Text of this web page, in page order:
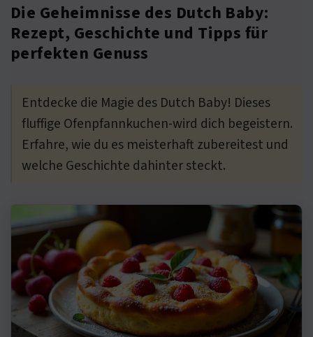
Die Geheimnisse des Dutch Baby:
Rezept, Geschichte und Tipps für
perfekten Genuss
Entdecke die Magie des Dutch Baby! Dieses
fluffige Ofenpfannkuchen-wird dich begeistern.
Erfahre, wie du es meisterhaft zubereitest und
welche Geschichte dahinter steckt.